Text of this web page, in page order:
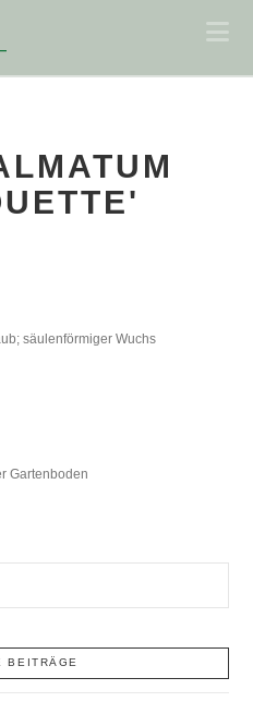
säulenförmiger Wuchs
Gartenboden
BEITRÄGE